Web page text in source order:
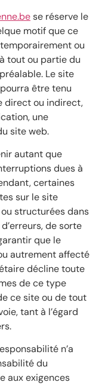
se réserve le
motif que ce
ou
tout ou partie du
Le site
être tenu
direct ou indirect,
une
site web.
autant que
dues à
certaines
sur le site
structurées dans
de sorte
que le
autrement affecté
décline toute
de ce type
ce site ou de tout
tant à l’égard
n’a
du
aux exigences